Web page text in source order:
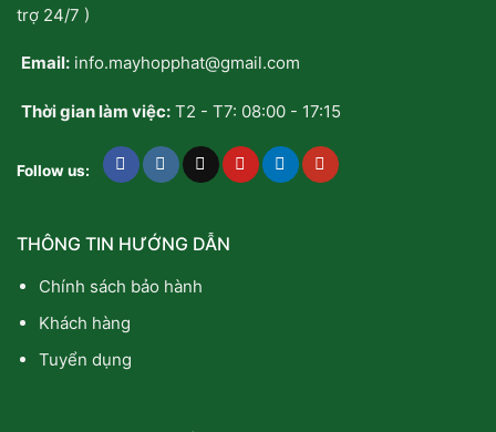
trợ 24/7 )
Email: info.mayhopphat@gmail.com
Thời gian làm việc: T2 - T7: 08:00 - 17:15
Follow us:
THÔNG TIN HƯỚNG DẪN
Chính sách bảo hành
Khách hàng
Tuyển dụng